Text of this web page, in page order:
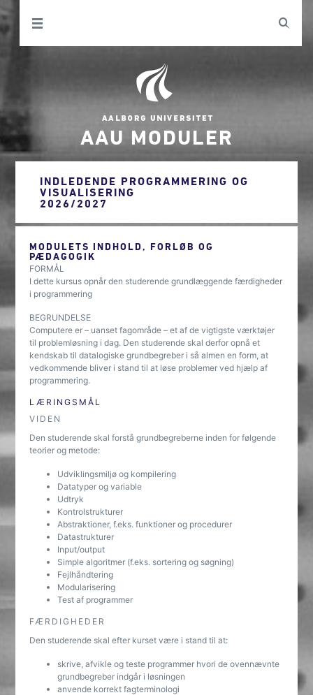
AAU MODULER
INDLEDENDE PROGRAMMERING OG
VISUALISERING
2026/2027
MODULETS INDHOLD, FORLØB OG
PÆDAGOGIK
FORMÅL
I dette kursus opnår den studerende grundlæggende færdigheder
i programmering
BEGRUNDELSE
Computere er – uanset fagområde – et af de vigtigste værktøjer
til problemløsning i dag. Den studerende skal derfor opnå et
kendskab til datalogiske grundbegreber i så almen en form, at
vedkommende bliver i stand til at løse problemer ved hjælp af
programmering.
LÆRINGSMÅL
VIDEN
Den studerende skal forstå grundbegreberne inden for følgende
teorier og metode:
Udviklingsmiljø og kompilering
Datatyper og variable
Udtryk
Kontrolstrukturer
Abstraktioner, f.eks. funktioner og procedurer
Datastrukturer
Input/output
Simple algoritmer (f.eks. sortering og søgning)
Fejlhåndtering
Modularisering
Test af programmer
FÆRDIGHEDER
Den studerende skal efter kurset være i stand til at:
skrive, afvikle og teste programmer hvori de ovennævnte
grundbegreber indgår i løsningen
anvende korrekt fagterminologi